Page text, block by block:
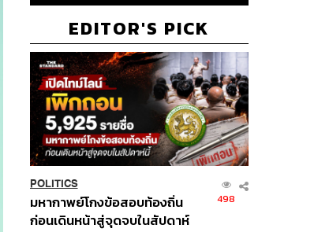
EDITOR'S PICK
POLITICS
มหากาพย์โกงข้อสอบท้องถิ่น
ก่อนเดินหน้าสู่จุดจบในสัปดาห์
498